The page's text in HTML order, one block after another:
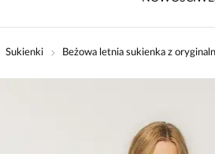
Sukienki Beżowa letnia sukienka z